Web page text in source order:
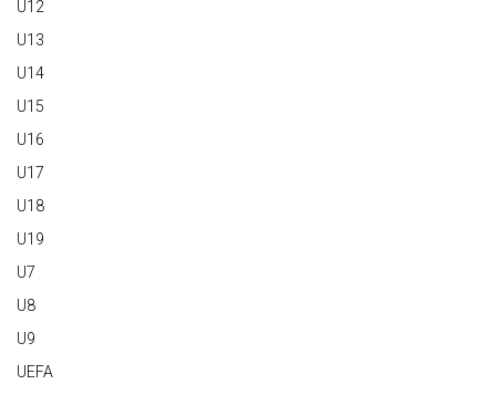
U12
U13
U14
U15
U16
U17
U18
U19
U7
U8
U9
UEFA